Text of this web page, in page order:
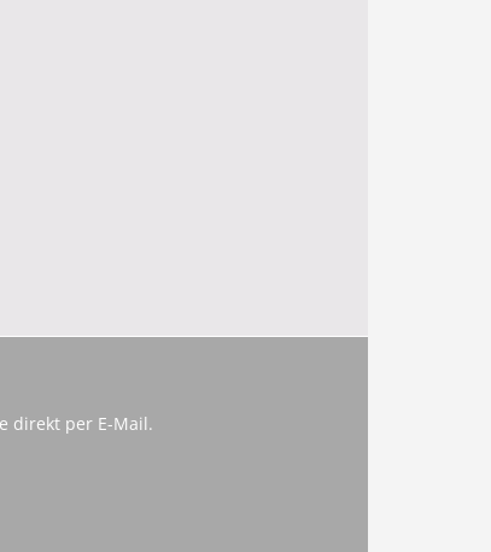
direkt per E-Mail.